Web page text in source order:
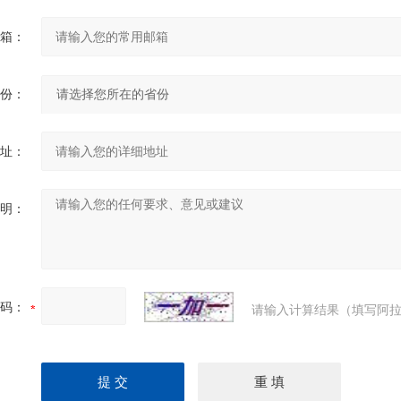
：
：
：
：
： 请输入计算结果（填写阿